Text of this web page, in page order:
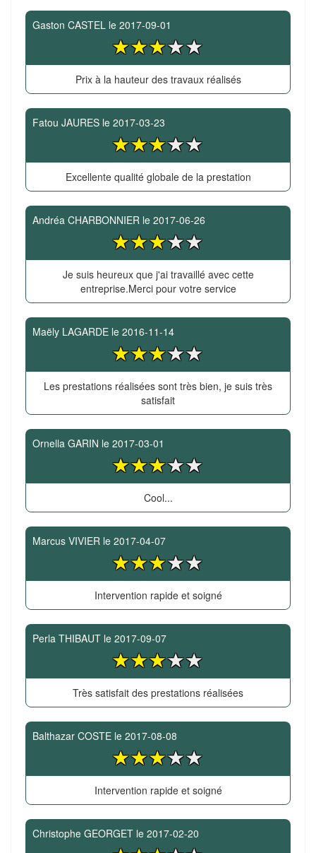
Gaston CASTEL le 2017-09-01
Prix à la hauteur des travaux réalisés
Fatou JAURES le 2017-03-23
Excellente qualité globale de la prestation
Andréa CHARBONNIER le 2017-06-26
Je suis heureux que j'ai travaillé avec cette
entreprise.Merci pour votre service
Maëly LAGARDE le 2016-11-14
Les prestations réalisées sont très bien, je suis très
satisfait
Ornella GARIN le 2017-03-01
Cool...
Marcus VIVIER le 2017-04-07
Intervention rapide et soigné
Perla THIBAUT le 2017-09-07
Très satisfait des prestations réalisées
Balthazar COSTE le 2017-08-08
Intervention rapide et soigné
Christophe GEORGET le 2017-02-20